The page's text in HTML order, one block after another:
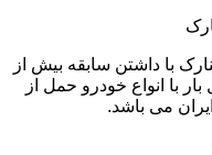
با داشتن سابقه بیش از
با انواع خودرو حمل از
می باشد.